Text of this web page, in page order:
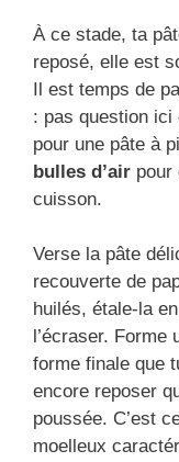
À ce stade, ta
reposé, elle est
Il est temps de
: pas question ici
pour une pâte à
bulles d’air pour
cuisson.
Verse la pâte
recouverte de
huilés, étale-la
l’écraser. Forme
forme finale que
encore reposer
poussée. C’est
moelleux